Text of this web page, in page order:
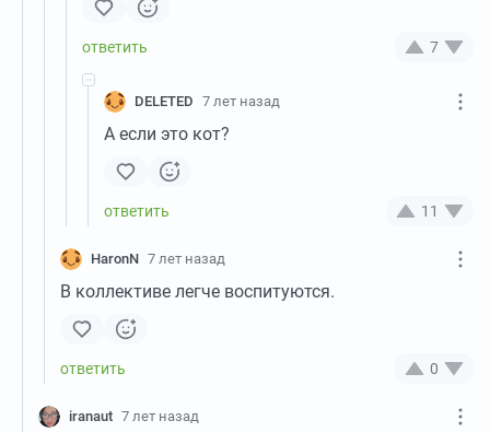
7
DELETED 7 лет назад
А если это кот?
11
HaronN 7 лет назад
В коллективе легче воспитуются.
0
iranaut 7 лет назад